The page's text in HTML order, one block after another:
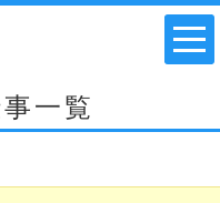
一覧